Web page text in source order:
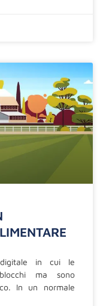
in cui le
ma sono
In un normale